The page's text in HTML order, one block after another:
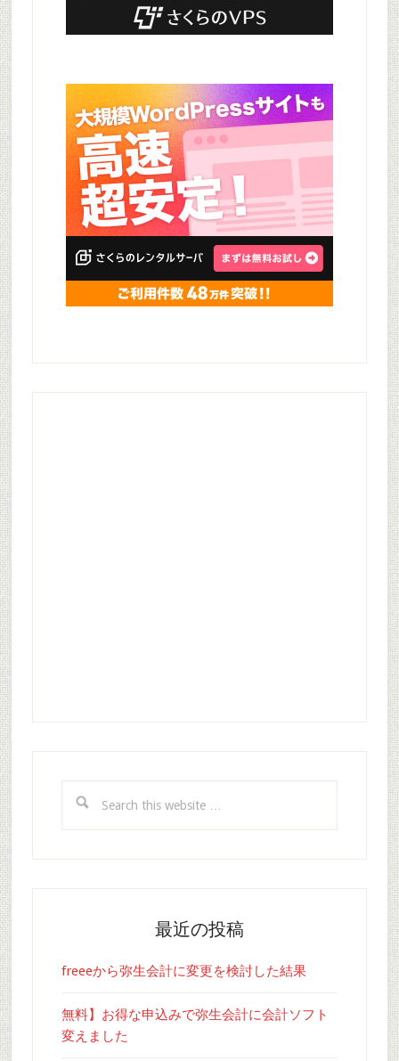
this
最近の投稿
freeeから弥生会計に変更を検討した結果
無料】お得な申込みで弥生会計に会計ソフト
変えました